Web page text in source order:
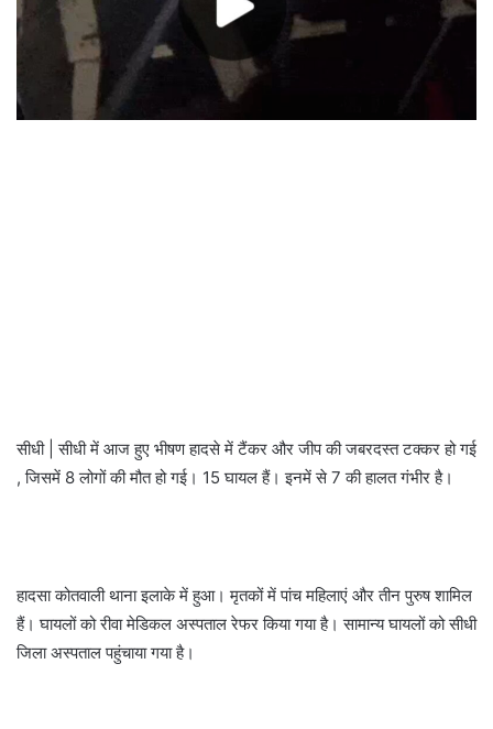
सीधी | सीधी में आज हुए भीषण हादसे में टैंकर और जीप की जबरदस्त टक्कर हो गई
, जिसमें 8 लोगों की मौत हो गई। 15 घायल हैं। इनमें से 7 की हालत गंभीर है।
हादसा कोतवाली थाना इलाके में हुआ। मृतकों में पांच महिलाएं और तीन पुरुष शामिल
हैं। घायलों को रीवा मेडिकल अस्पताल रेफर किया गया है। सामान्य घायलों को सीधी
जिला अस्पताल पहुंचाया गया है।